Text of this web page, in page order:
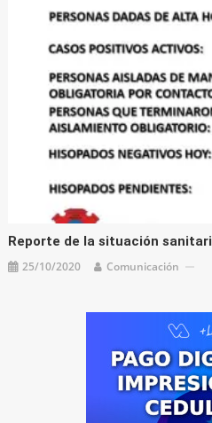
Reporte de la situación
25/10/2020 Comunicación